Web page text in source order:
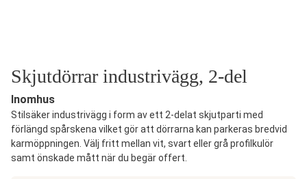
Skjutdörrar industrivägg, 2-del
Inomhus
Stilsäker industrivägg i form av ett 2-delat skjutparti med
förlängd spårskena vilket gör att dörrarna kan parkeras bredvid
karmöppningen. Välj fritt mellan vit, svart eller grå profilkulör
samt önskade mått när du begär offert.